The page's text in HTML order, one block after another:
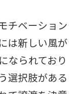
チベーション
は新しい風が
なられており
選択肢がある